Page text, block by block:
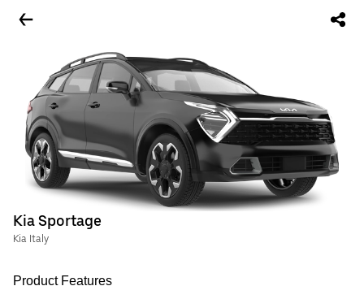
Kia Sportage
Kia Italy
Product Features